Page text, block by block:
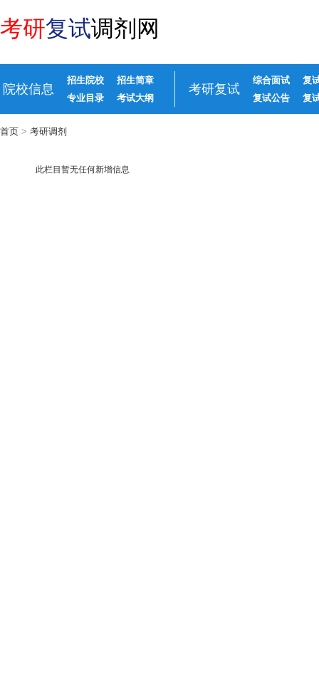
考研复试调剂网
院校信息
招生院校
招生简章
专业目录
考试大纲
考研复试
综合面试
复
复试公告
复
首页 > 考研调剂
此栏目暂无任何新增信息